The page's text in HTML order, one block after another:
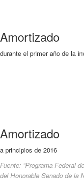
Amortizado
durante el primer año de la
Amortizado
a principios de 2016
Fuente: “Programa Federal
del Honorable Senado de la